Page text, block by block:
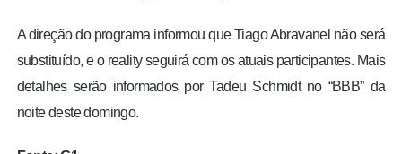
A direção do programa informou que Tiago Abravanel não será
substituído, e o reality seguirá com os atuais participantes. Mais
detalhes serão informados por Tadeu Schmidt no “BBB” da
noite deste domingo.